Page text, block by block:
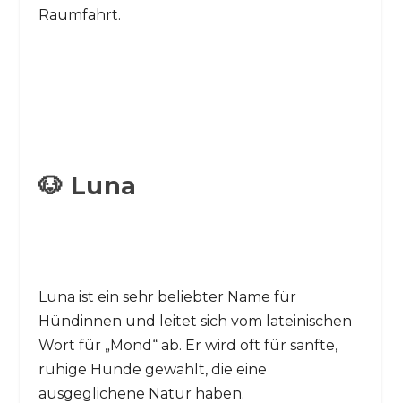
Raumfahrt.
🐶 Luna
Luna ist ein sehr beliebter Name für
Hündinnen und leitet sich vom lateinischen
Wort für „Mond“ ab. Er wird oft für sanfte,
ruhige Hunde gewählt, die eine
ausgeglichene Natur haben.